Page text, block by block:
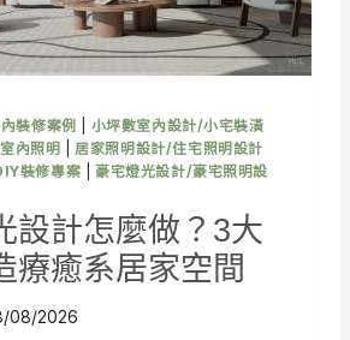
裝修案例
小坪數室內設計/小宅裝潢
內照明
居家照明設計/住宅照明設計
裝修專案
豪宅燈光設計/豪宅照明設
設計怎麼做？3大
療癒系居家空間
08/2026